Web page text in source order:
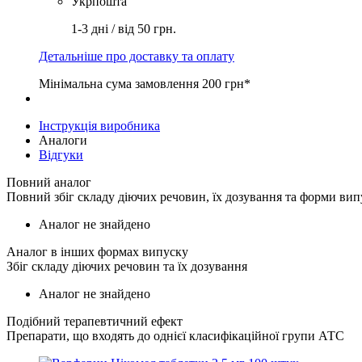
1-3 дні / від 50 грн.
Детальніше про доставку та оплату
Мінімальна сума замовлення 200 грн*
Інструкція виробника
Аналоги
Відгуки
Повний аналог
Повний збіг складу діючих речовин, їх дозування та форми
Аналог не знайдено
Аналог в інших формах випуску
Збіг складу діючих речовин та їх дозування
Аналог не знайдено
Подібний терапевтичний ефект
Препарати, що входять до однієї класифікаційної групи АТС